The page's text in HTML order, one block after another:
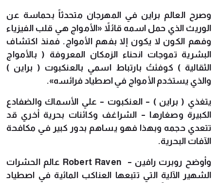
وصرح العالم براين في المهرجان متحدثاً بحماسة عن
الوريث الذي حمل اسمه قائلاً «الأمواج هي قلب الفيزياء
وفهم الكون لا يكون إلا بفهم الأمواج. فمنذ اكتشاف
البشرية تموجات انحناء الزمكان المعروفة ( بالأمواج
الثقالية ) كوفئتُ بارتباط اسمي بالعنكبوت ( براين )
والذي يستخدم الأمواج في اصطياد فرائسه».
يتغذي ( براين ) – العنكبوت – علي الأسماك والضفادع
الكبيرة وصغارها – الشراغف وكائنات بحرية أخري قد
تتعدي حجمه وبهذا فهو يساهم بدور كبير في مكافحة
الآفات البحرية.
وأوضح روبرت رافين – Robert Raven عالم الحشرات
الشهير الآلية التي تتبعها العناكب المائية في اصطياد